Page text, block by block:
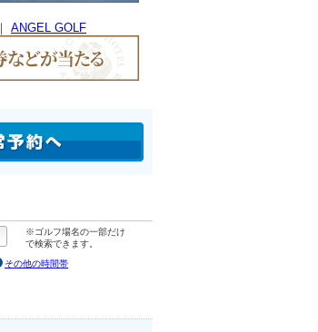
｜ ANGEL GOLF
※ゴルフ場名の一部だけ
で検索できます。
その他の時間帯